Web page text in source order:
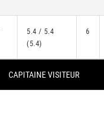
5.4 / 5.4
(5.4)
6
CAPITAINE VISITEUR